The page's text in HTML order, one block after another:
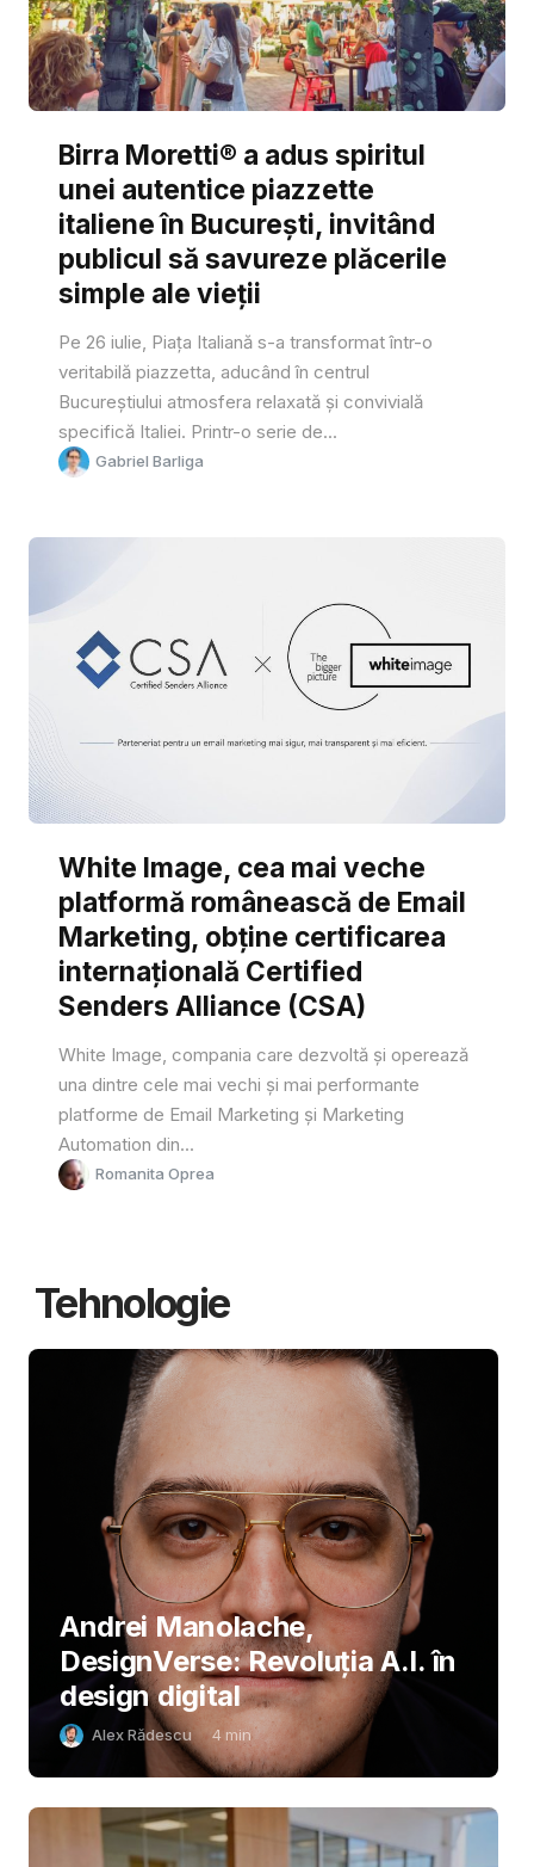
Birra Moretti® a adus spiritul
unei autentice piazzette
italiene în București, invitând
publicul să savureze plăcerile
simple ale vieții
Pe 26 iulie, Piața Italiană s-a transformat într-o
veritabilă piazzetta, aducând în centrul
Bucureștiului atmosfera relaxată și convivială
specifică Italiei. Printr-o serie de...
Gabriel Barliga
White Image, cea mai veche
platformă românească de Email
Marketing, obține certificarea
internațională Certified
Senders Alliance (CSA)
White Image, compania care dezvoltă și operează
una dintre cele mai vechi și mai performante
platforme de Email Marketing și Marketing
Automation din...
Romanita Oprea
Tehnologie
Andrei Manolache,
DesignVerse: Revoluția A.I. în
design digital
Alex Rădescu 4 min